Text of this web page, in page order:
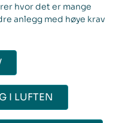
hvor det er mange
anlegg med høye krav
I LUFTEN